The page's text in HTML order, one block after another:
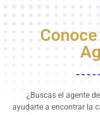
¿Buscas el agente
ayudarte a encontrar la